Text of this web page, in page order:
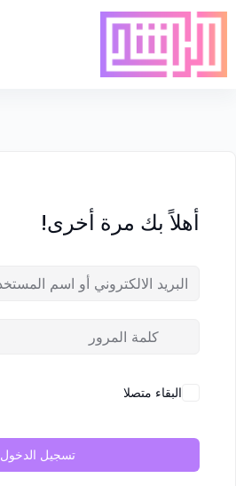
أهلاً بك مرة أخرى!
البقاء متصلا
تسجيل الدخول